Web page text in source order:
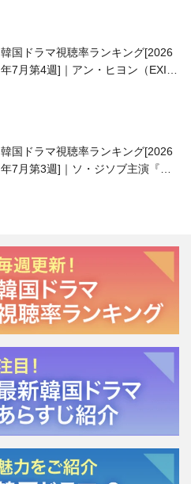
韓国ドラマ視聴率ランキング[2026
年7月第4週]｜アン・ヒヨン（EXID
韓国ドラマ視聴率ランキング[2026
年7月第3週]｜ソ・ジソブ主演『エ